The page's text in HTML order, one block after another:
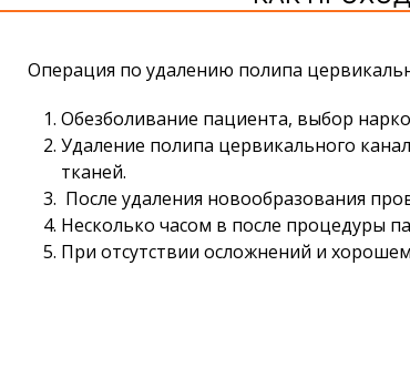
Операция по удалению полипа
Обезболивание пациента, выбор
Удаление полипа цервикального
тканей.
После удаления новообразования
Несколько часом в после процедуры
При отсутствии осложнений и